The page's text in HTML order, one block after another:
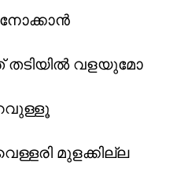
തടിയിൽ വളയുമോ
മുളക്കില്ല